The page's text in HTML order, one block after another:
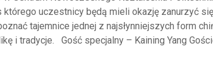
uczestnicy będą mieli okazję zanurzyć
tajemnice jednej z najsłynniejszych form
i tradycje. Gość specjalny – Kaining Yang